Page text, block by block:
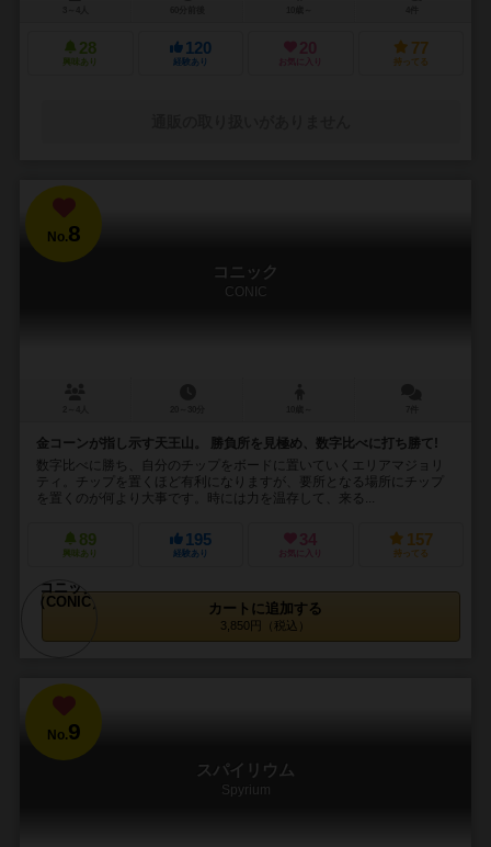
28
興味あり
120
経験あり
20
お気に入り
77
持ってる
No.8
コニック
CONIC
金コーンが指し示す天王山。 勝負所を見極め、数字比べに打ち勝て!
数字比べに勝ち、自分のチップをボードに置いていくエリアマジョリ
ティ。チップを置くほど有利になりますが、要所となる場所にチップ
を置くのが何より大事です。時には力を温存して、来る...
89
興味あり
195
経験あり
34
お気に入り
157
持ってる
カートに追加する
3,850円（税込）
No.9
スパイリウム
Spyrium